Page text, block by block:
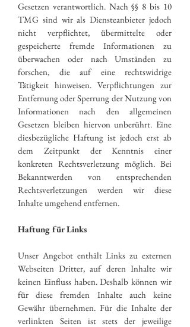
Gesetzen verantwortlich. Nach §§ 8 bis 10
TMG sind wir als Diensteanbieter jedoch
nicht verpflichtet, übermittelte oder
gespeicherte fremde Informationen zu
überwachen oder nach Umständen zu
forschen, die auf eine rechtswidrige
Tätigkeit hinweisen. Verpflichtungen zur
Entfernung oder Sperrung der Nutzung von
Informationen nach den allgemeinen
Gesetzen bleiben hiervon unberührt. Eine
diesbezügliche Haftung ist jedoch erst ab
dem Zeitpunkt der Kenntnis einer
konkreten Rechtsverletzung möglich. Bei
Bekanntwerden von entsprechenden
Rechtsverletzungen werden wir diese
Inhalte umgehend entfernen.
Haftung für Links
Unser Angebot enthält Links zu externen
Webseiten Dritter, auf deren Inhalte wir
keinen Einfluss haben. Deshalb können wir
für diese fremden Inhalte auch keine
Gewähr übernehmen. Für die Inhalte der
verlinkten Seiten ist stets der jeweilige